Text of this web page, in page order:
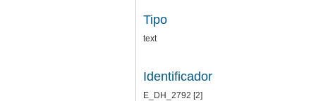
Tipo
text
Identificador
E_DH_2792 [2]